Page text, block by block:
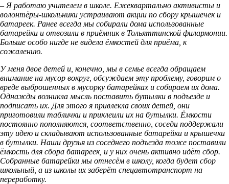
– Я работаю учителем в школе. Ежеквартально активисты и
волонтёры-школьники устраивают акции по сбору крышечек и
батареек. Ранее всегда мы собирали дома использованные
батарейки и отвозили в приёмник в Тольяттинской филармонии.
Больше особо нигде не видела ёмкостей для приёма, к
сожалению.
У меня двое детей и, конечно, мы в семье всегда обращаем
внимание на мусор вокруг, обсуждаем эту проблему, говорим о
вреде выброшенных в мусорку батарейках и собираем их дома.
Однажды возникла мысль поставить бутылки в подъезде и
подписать их. Для этого я привлекла своих детей, они
приготовили таблички и приклеили их на бутылки. Ёмкости
постоянно пополняются, соответственно, соседи поддержали
эту идею и складывают использованные батарейки и крышечки
в бутылки. Наши друзья из соседнего подъезда тоже поставили
ёмкость для сбора батареек, и у них очень активно идёт сбор.
Собранные батарейки мы отнесём в школу, когда будет сбор
школьный, а из школы их заберёт спецавтотранспорт на
переработку.